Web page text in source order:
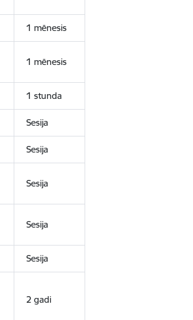
1 mēnesis
1 mēnesis
1 stunda
Sesija
Sesija
Sesija
Sesija
Sesija
2 gadi